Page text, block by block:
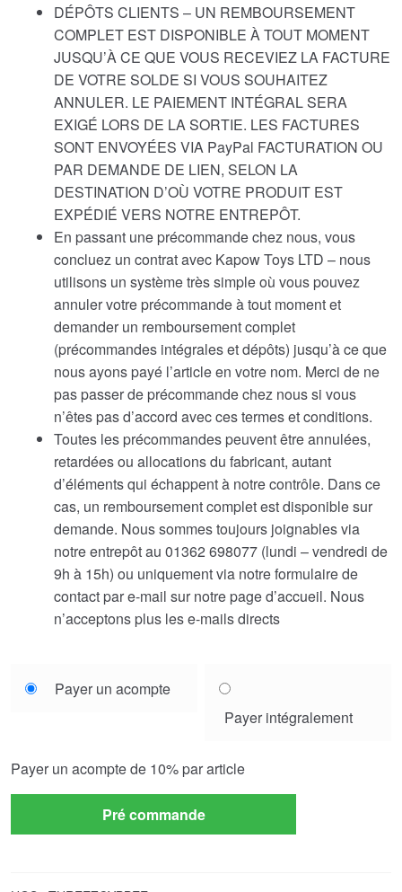
DÉPÔTS CLIENTS – UN REMBOURSEMENT
COMPLET EST DISPONIBLE À TOUT MOMENT
JUSQU’À CE QUE VOUS RECEVIEZ LA FACTURE
DE VOTRE SOLDE SI VOUS SOUHAITEZ
ANNULER. LE PAIEMENT INTÉGRAL SERA
EXIGÉ LORS DE LA SORTIE. LES FACTURES
SONT ENVOYÉES VIA PayPal FACTURATION OU
PAR DEMANDE DE LIEN, SELON LA
DESTINATION D’OÙ VOTRE PRODUIT EST
EXPÉDIÉ VERS NOTRE ENTREPÔT.
En passant une précommande chez nous, vous
concluez un contrat avec Kapow Toys LTD – nous
utilisons un système très simple où vous pouvez
annuler votre précommande à tout moment et
demander un remboursement complet
(précommandes intégrales et dépôts) jusqu’à ce que
nous ayons payé l’article en votre nom. Merci de ne
pas passer de précommande chez nous si vous
n’êtes pas d’accord avec ces termes et conditions.
Toutes les précommandes peuvent être annulées,
retardées ou allocations du fabricant, autant
d’éléments qui échappent à notre contrôle. Dans ce
cas, un remboursement complet est disponible sur
demande. Nous sommes toujours joignables via
notre entrepôt au 01362 698077 (lundi – vendredi de
9h à 15h) ou uniquement via notre formulaire de
contact par e-mail sur notre page d’accueil. Nous
n’acceptons plus les e-mails directs
your
Payer un acompte
Payer intégralement
Payer un acompte de 10% par article
Pré commande